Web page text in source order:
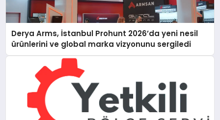
Derya Arms, İstanbul Prohunt 2026’da yeni nesil
ürünlerini ve global marka vizyonunu sergiledi